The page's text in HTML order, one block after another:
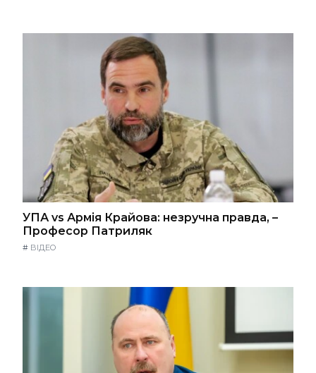
УПА vs Армія Крайова: незручна правда, –
Професор Патриляк
# ВІДЕО